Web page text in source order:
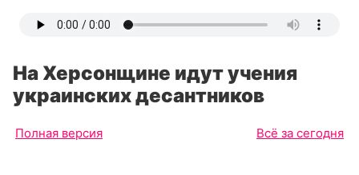
На Херсонщине идут учения
украинских десантников
Полная версия Всё за сегодня